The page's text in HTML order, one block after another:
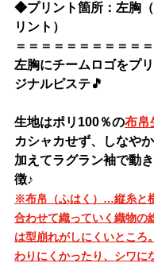
◆プリント箇所：左胸
リント）
＝＝＝＝＝＝＝＝＝＝
左胸にチームロゴをプ
ジナルピステ🎵
生地はポリ100％の布帛
カシャカせず、しなや
加えてラグラン袖で動
徴♪
※布帛（ふはく）…縦糸と
合わせて織っていく織物の
は型崩れがしにくいところ
わりにくかったり、シワに